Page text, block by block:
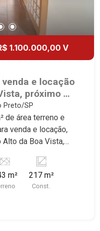
América, Alto do
Califórnia,
Vila Seixas,
Lagoinha,
Macedo,
Jardim Ana
Bosque dos
Bella Città
Preto
1.100.000,00 V
e locação
próximo à
SP.
Preto/SP
de área terreno e
venda e locação,
Alto da Boa Vista,
Imobiliária
- 5
m² 217 m²
Const.